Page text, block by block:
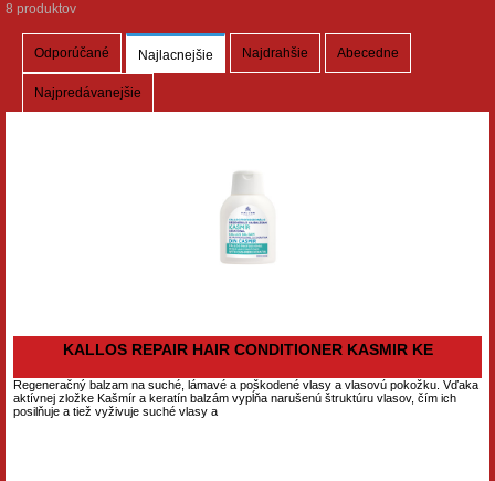
8 produktov
Odporúčané Najlacnejšie Najdrahšie Abecedne
Najpredávanejšie
KALLOS REPAIR HAIR CONDITIONER KASMIR KE
Regeneračný balzam na suché, lámavé a poškodené vlasy a vlasovú pokožku. Vďaka
aktívnej zložke Kašmír a keratín balzám vypĺňa narušenú štruktúru vlasov, čím ich
posilňuje a tiež vyživuje suché vlasy a